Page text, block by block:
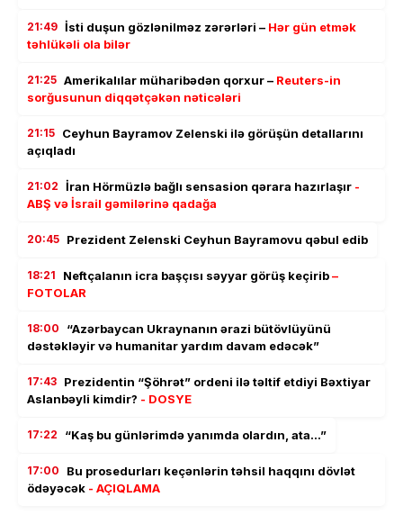
21:49 İsti duşun gözlənilməz zərərləri – Hər gün etmək
təhlükəli ola bilər
21:25 Amerikalılar müharibədən qorxur – Reuters-in
sorğusunun diqqətçəkən nəticələri
21:15 Ceyhun Bayramov Zelenski ilə görüşün detallarını
açıqladı
21:02 İran Hörmüzlə bağlı sensasion qərara hazırlaşır -
ABŞ və İsrail gəmilərinə qadağa
20:45 Prezident Zelenski Ceyhun Bayramovu qəbul edib
18:21 Neftçalanın icra başçısı səyyar görüş keçirib–
FOTOLAR
18:00
“Azərbaycan Ukraynanın ərazi bütövlüyünü
dəstəkləyir və humanitar yardım davam edəcək”
17:43 Prezidentin “Şöhrət” ordeni ilə təltif etdiyi Bəxtiyar
Aslanbəyli kimdir? - DOSYE
17:22 “Kaş bu günlərimdə yanımda olardın, ata…”
17:00
Bu prosedurları keçənlərin təhsil haqqını dövlət
ödəyəcək - AÇIQLAMA